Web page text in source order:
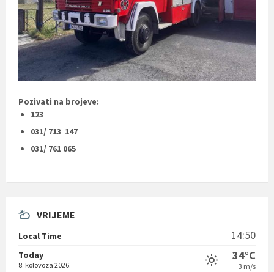
Pozivati na brojeve:
123
031/ 713 147
031/ 761 065
VRIJEME
Local Time 14:50
Today
8. kolovoza 2026.
34°C
3 m/s